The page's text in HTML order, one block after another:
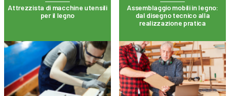
Attrezzista di macchine utensili
per il legno
Assemblaggio mobili in legno:
dal disegno tecnico alla
realizzazione pratica